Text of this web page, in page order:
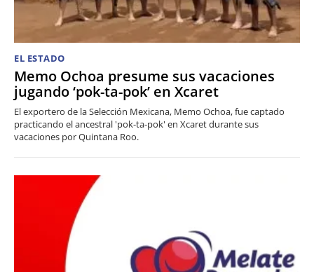
EL ESTADO
Memo Ochoa presume sus vacaciones
jugando ‘pok-ta-pok’ en Xcaret
El exportero de la Selección Mexicana, Memo Ochoa, fue captado
practicando el ancestral 'pok-ta-pok' en Xcaret durante sus
vacaciones por Quintana Roo.